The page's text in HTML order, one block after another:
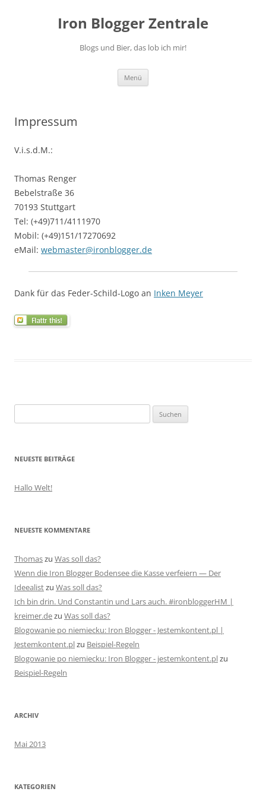
Iron Blogger Zentrale
Blogs und Bier, das lob ich mir!
Menü
Impressum
V.i.s.d.M.:
Thomas Renger
Bebelstraße 36
70193 Stuttgart
Tel: (+49)711/4111970
Mobil: (+49)151/17270692
eMail: webmaster@ironblogger.de
Dank für das Feder-Schild-Logo an Inken Meyer
nach:
NEUESTE BEITRÄGE
Hallo Welt!
NEUESTE KOMMENTARE
Thomaszu Was soll das?
Wenn die Iron Blogger Bodensee die Kasse verfeiern — Der
Ideealistzu Was soll das?
Ich bin drin. Und Constantin und Lars auch. #ironbloggerHM |
kreimer.dezu Was soll das?
Blogowanie po niemiecku: Iron Blogger - Jestemkontent.pl |
Jestemkontent.plzu Beispiel-Regeln
Blogowanie po niemiecku: Iron Blogger - jestemkontent.plzu
Beispiel-Regeln
ARCHIV
Mai 2013
KATEGORIEN